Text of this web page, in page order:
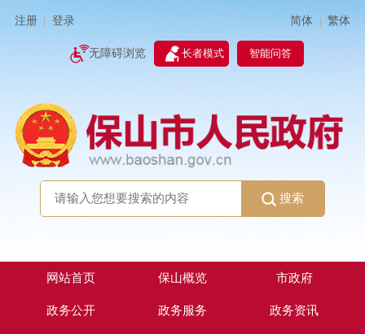
注册 登录 简体 | 繁体
无障碍浏览 长者模式 智能问答
搜索
网站首页 保山概览 市政府
政务公开 政务服务 政务资讯